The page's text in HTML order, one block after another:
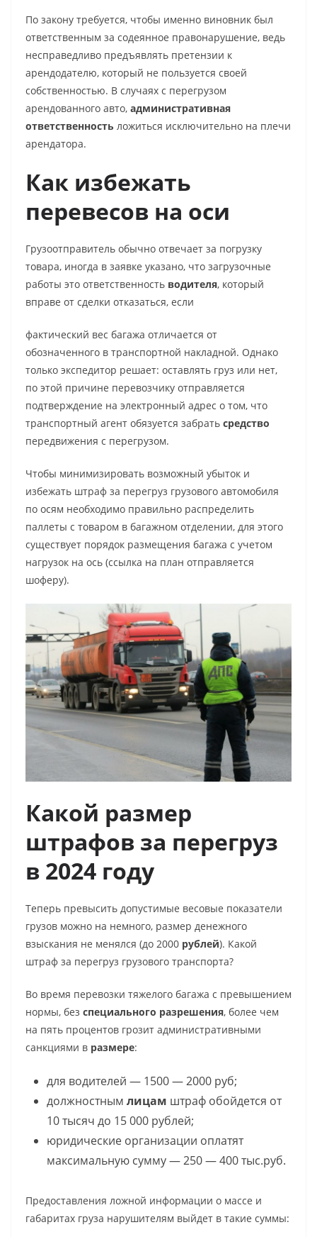
По закону требуется, чтобы именно виновник был
ответственным за содеянное правонарушение, ведь
несправедливо предъявлять претензии к
арендодателю, который не пользуется своей
собственностью. В случаях с перегрузом
арендованного авто, административная
ответственность ложиться исключительно на плечи
арендатора.
Как избежать
перевесов на оси
Грузоотправитель обычно отвечает за погрузку
товара, иногда в заявке указано, что загрузочные
работы это ответственность водителя, который
вправе от сделки отказаться, если
фактический вес багажа отличается от
обозначенного в транспортной накладной. Однако
только экспедитор решает: оставлять груз или нет,
по этой причине перевозчику отправляется
подтверждение на электронный адрес о том, что
транспортный агент обязуется забрать средство
передвижения с перегрузом.
Чтобы минимизировать возможный убыток и
избежать штраф за перегруз грузового автомобиля
по осям необходимо правильно распределить
паллеты с товаром в багажном отделении, для этого
существует порядок размещения багажа с учетом
нагрузок на ось (ссылка на план отправляется
шоферу).
Какой размер
штрафов за перегруз
в 2024 году
Теперь превысить допустимые весовые показатели
грузов можно на немного, размер денежного
взыскания не менялся (до 2000 рублей). Какой
штраф за перегруз грузового транспорта?
Во время перевозки тяжелого багажа с превышением
нормы, без специального разрешения, более чем
на пять процентов грозит административными
санкциями в размере:
для водителей — 1500 — 2000 руб;
должностным лицам штраф обойдется от
10 тысяч до 15 000 рублей;
юридические организации оплатят
максимальную сумму — 250 — 400 тыс.руб.
Предоставления ложной информации о массе и
габаритах груза нарушителям выйдет в такие суммы: